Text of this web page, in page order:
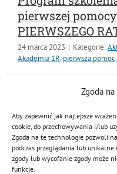
Zgoda
Aby zapewnić jak najlepsze
cookie, do przechowywania i/lub
Zgoda na te technologie pozwoli
podczas przeglądania lub
zgody lub wycofanie zgody może
funkcje.
pierwszej
PIERWSZEGO
24 marca 2023 | Kategorie:
Akademia 1R, pierwsza pomoc,
Ochotniczych Straży
zatwierdził założenia
zakresu pierwszej
RATOWNIKA."